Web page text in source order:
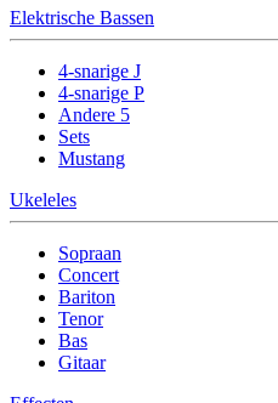
Elektrische Bassen
4-snarige J
4-snarige P
Andere 5
Sets
Mustang
Ukeleles
Sopraan
Concert
Bariton
Tenor
Bas
Gitaar